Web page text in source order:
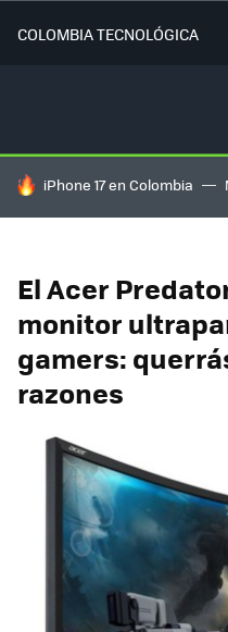
COLOMBIA TECNOLÓGICA
HOY SE HABLA DE
iPhone 17 en Colombia
El Acer
monitor
gamers:
razones